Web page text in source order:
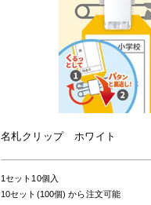
名札クリップ ホワイト
1セット10個入
10セット(100個)から注文可能